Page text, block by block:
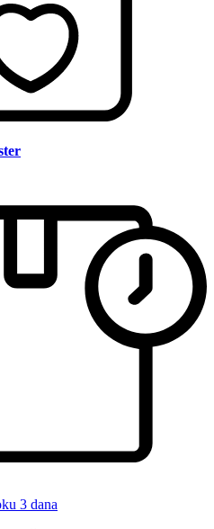
3 dana